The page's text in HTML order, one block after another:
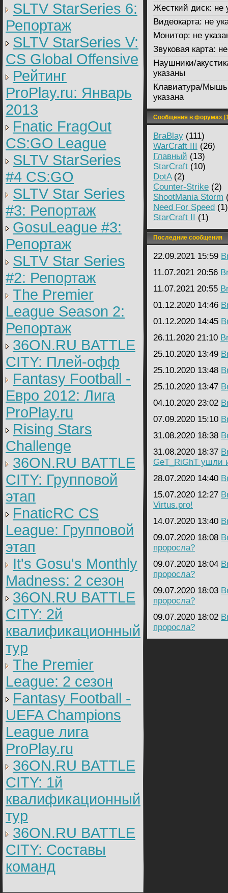
SLTV StarSeries 6:
Репортаж
SLTV StarSeries V:
CS Global Offensive
Рейтинг
ProPlay.ru: Январь
2013
Fnatic FragOut
CS:GO League
SLTV StarSeries
#4 CS:GO
SLTV Star Series
#3: Репортаж
GosuLeague #3:
Репортаж
SLTV Star Series
#2: Репортаж
The Premier
League Season 2:
Репортаж
36ON.RU BATTLE
CITY: Плей-офф
Fantasy Football -
Евро 2012: Лига
ProPlay.ru
Rising Stars
Challenge
36ON.RU BATTLE
CITY: Групповой
этап
FnaticRC CS
League: Групповой
этап
It's Gosu's Monthly
Madness: 2 сезон
36ON.RU BATTLE
CITY: 2й
квалификационный
тур
The Premier
League: 2 cезон
Fantasy Football -
UEFA Champions
League лига
ProPlay.ru
36ON.RU BATTLE
CITY: 1й
квалификационный
тур
36ON.RU BATTLE
CITY: Составы
команд
Жесткий диск: не
Видеокарта: не
Монитор: не
Звуковая карта:
Наушники/
указаны
Клавиатура/
указана
Сообщения в форумах
BraBlay (111)
WarCraft III (26)
Главный (13)
StarCraft (10)
DotA(2)
Counter-Strike (2)
ShootMania Storm
Need For Speed (1)
StarCraft II (1)
Последние сообщения
22.09.2021 15:59
11.07.2021 20:56
11.07.2021 20:55
01.12.2020 14:46
01.12.2020 14:45
26.11.2020 21:10
25.10.2020 13:49
25.10.2020 13:48
25.10.2020 13:47
04.10.2020 23:02
07.09.2020 15:10
31.08.2020 18:38
31.08.2020 18:37
GeT_RiGhT ушли
28.07.2020 14:40
15.07.2020 12:27
Virtus.pro!
14.07.2020 13:40
09.07.2020 18:08
проросла?
09.07.2020 18:04
проросла?
09.07.2020 18:03
проросла?
09.07.2020 18:02
проросла?